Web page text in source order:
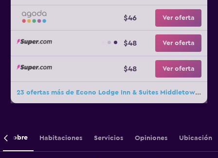
$46 Ver oferta
$48 Ver oferta
$48 Ver oferta
23 ofertas más de Econo Lodge Inn & Suites Middletown - Winchester South
Sobre Habitaciones Servicios Opiniones Ubicación